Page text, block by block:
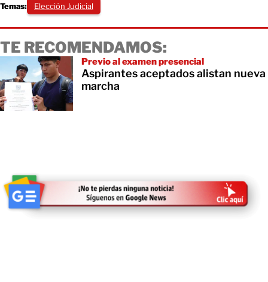
Temas: Elección Judicial
TE RECOMENDAMOS:
Previo al examen presencial
Aspirantes aceptados alistan nueva
marcha